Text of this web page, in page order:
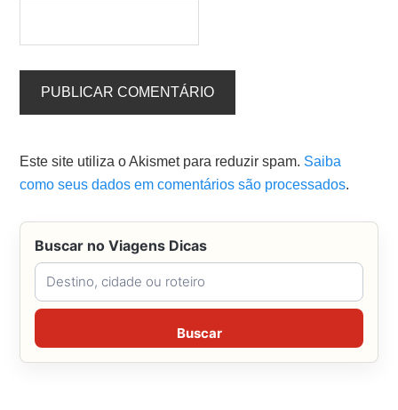
Este site utiliza o Akismet para reduzir spam. Saiba
como seus dados em comentários são processados.
Buscar no Viagens Dicas
Buscar no Viagens Dicas
Buscar